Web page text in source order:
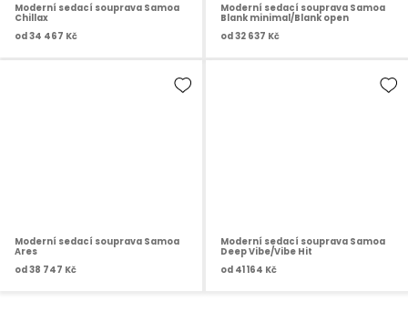
Moderní sedací souprava Samoa
Chillax
od34 467 Kč
Moderní sedací souprava Samoa
Blank minimal/Blank open
od32 637 Kč
Moderní sedací souprava Samoa
Ares
od 38 747 Kč
Moderní sedací souprava Samoa
Deep Vibe/Vibe Hit
od 41 164 Kč